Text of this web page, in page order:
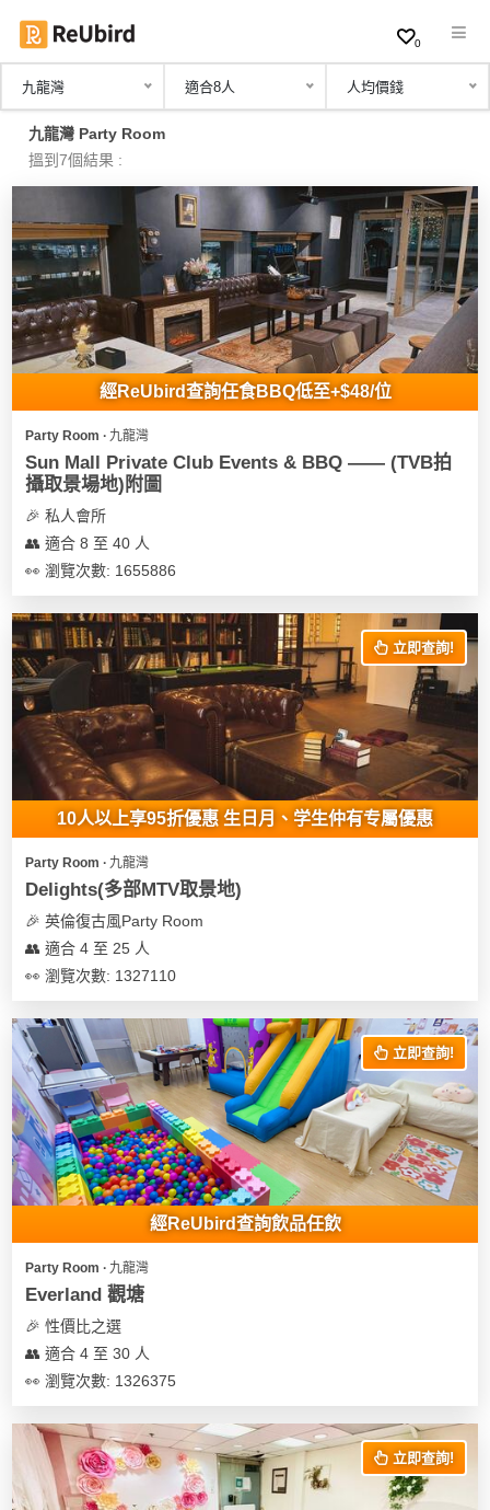
繁
中
EN
登
入
註
冊
服
務
及
產
品
分
Party
Room
到
會
美
色
蛋
糕
花
束
及
花
藝
禮
品
訂
禮
物
場
地
佈
用
活
動
類
朋
友
聚
會
慶
祝
生
日
拍
拖
活
動
婚
禮
親
活
動
攻
略
會
計
劃
會
員
需
知
社
交
軟
件
夾
神
器
情
心
聯
關
們
0
九龍灣 適合8人 人均價錢
九龍灣 Party Room
搵到7個結果 :
經ReUbird查詢任食BBQ低至+$48/位
Party Room ∙ 九龍灣
Sun Mall Private Club Events & BBQ —— (TVB拍
攝取景場地)附圖
🎉 私人會所
👥 適合 8 至 40 人
👀 瀏覽次數: 1655886
立即查詢!
10人以上享95折優惠 生日月、学生仲有专屬優惠
Party Room ∙ 九龍灣
Delights(多部MTV取景地)
🎉 英倫復古風Party Room
👥 適合 4 至 25 人
👀 瀏覽次數: 1327110
立即查詢!
經ReUbird查詢飲品任飲
Party Room ∙ 九龍灣
Everland 觀塘
🎉 性價比之選
👥 適合 4 至 30 人
👀 瀏覽次數: 1326375
立即查詢!